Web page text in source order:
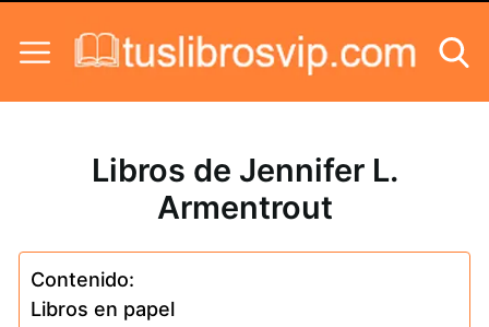
Libros de Jennifer L.
Armentrout
Contenido:
Libros en papel